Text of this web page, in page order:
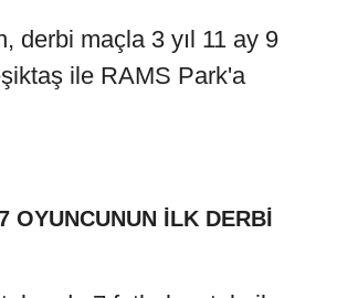
derbi maçla 3 yıl 11 ay 9
ile RAMS Park'a